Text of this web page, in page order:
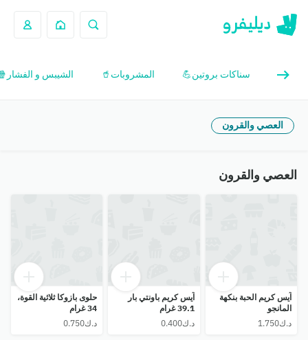
سناكات بروتين💪 المشروبات🥤 الشيبس و
العصي والقرون
العصي والقرون
آيس كريم الحبة بنكهة
المانجو
آيس كريم باونتي بار
39.1 غرام
⁦د.ك0.400⁩
حلوى بازوكا ثلاثية القوة،
34 غرام